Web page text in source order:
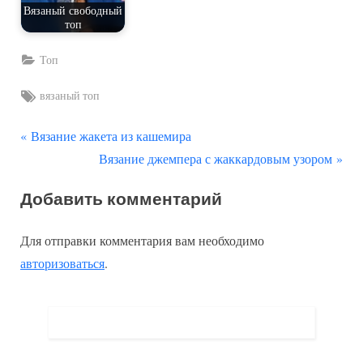
Вязаный свободный
топ
Топ
Tags:
вязаный топ
Навигация
записям
П
д
д
у
Вязание жакета из кашемира
С
е
у
ю
Вязание джемпера с жаккардовым узором
Добавить комментарий
Для отправки комментария вам необходимо
авторизоваться.